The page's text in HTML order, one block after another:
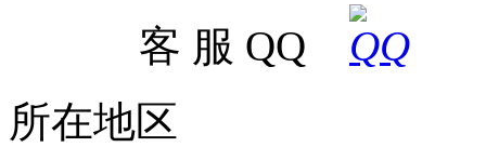
客 服 QQ
所在地区